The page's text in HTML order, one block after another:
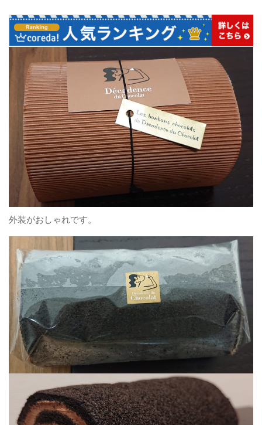
外装がおしゃれです。